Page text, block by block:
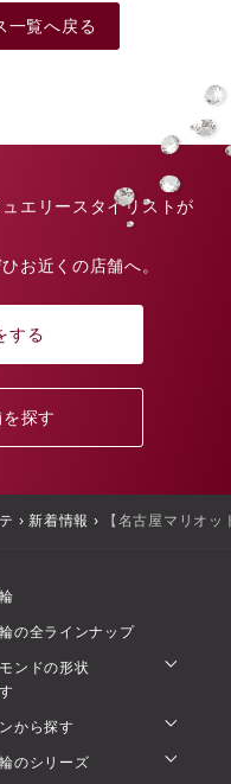
一覧へ戻る
エリースタイリストが
お近くの店舗へ。
する
探す
› 新着情報 › 【名古屋マリオ
の全ラインナップ
ンドの形状
から探す
のシリーズ